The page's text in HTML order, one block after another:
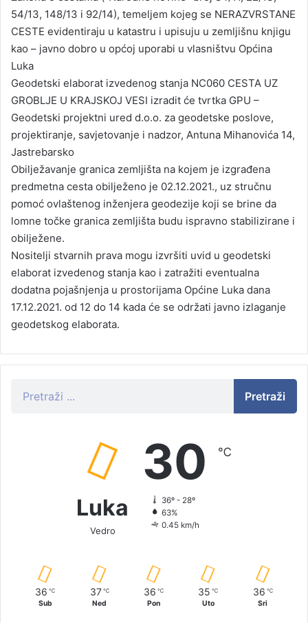
54/13, 148/13 i 92/14), temeljem kojeg se NERAZVRSTANE
CESTE evidentiraju u katastru i upisuju u zemljišnu knjigu
kao – javno dobro u općoj uporabi u vlasništvu Općina
Luka
Geodetski elaborat izvedenog stanja NC060 CESTA UZ
GROBLJE U KRAJSKOJ VESI izradit će tvrtka GPU –
Geodetski projektni ured d.o.o. za geodetske poslove,
projektiranje, savjetovanje i nadzor, Antuna Mihanovića 14,
Jastrebarsko
Obilježavanje granica zemljišta na kojem je izgrađena
predmetna cesta obilježeno je 02.12.2021., uz stručnu
pomoć ovlaštenog inženjera geodezije koji se brine da
lomne točke granica zemljišta budu ispravno stabilizirane i
obilježene.
Nositelji stvarnih prava mogu izvršiti uvid u geodetski
elaborat izvedenog stanja kao i zatražiti eventualna
dodatna pojašnjenja u prostorijama Općine Luka dana
17.12.2021. od 12 do 14 kada će se održati javno izlaganje
geodetskog elaborata.
Pretraži
Luka
Vedro
30 ℃
36º - 28º
63%
0.45 km/h
36 ℃
Sub
37 ℃
Ned
36 ℃
Pon
35 ℃
Uto
36 ℃
Sri